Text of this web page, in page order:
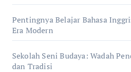
Pentingnya Belajar Bahasa
Era Modern
Sekolah Seni Budaya: Wadah
dan Tradisi